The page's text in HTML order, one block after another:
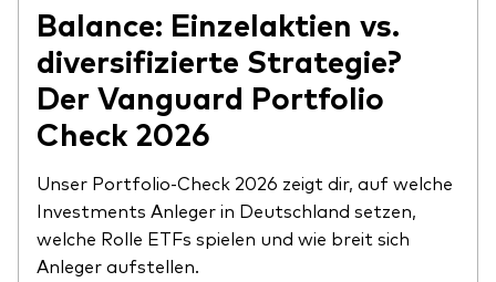
Balance: Einzelaktien vs.
diversifizierte Strategie?
Der Vanguard Portfolio
Check 2026
Unser Portfolio-Check 2026 zeigt dir, auf welche
Investments Anleger in Deutschland setzen,
welche Rolle ETFs spielen und wie breit sich
Anleger aufstellen.